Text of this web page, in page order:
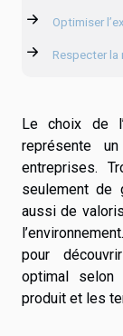
Optimiser
Respecter la
Le choix de
représente
entreprises.
seulement de
aussi de
pour
optimal
produit et les